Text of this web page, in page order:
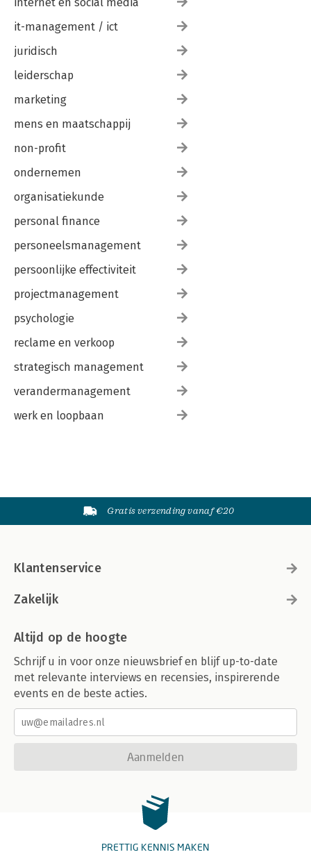
it-management / ict
juridisch
leiderschap
marketing
mens en maatschappij
non-profit
ondernemen
organisatiekunde
personal finance
personeelsmanagement
persoonlijke effectiviteit
projectmanagement
psychologie
reclame en verkoop
strategisch management
verandermanagement
werk en loopbaan
Gratis verzending vanaf €20
Klantenservice
Zakelijk
Altijd op de hoogte
Schrijf u in voor onze nieuwsbrief en blijf up-to-date
met relevante interviews en recensies, inspirerende
events en de beste acties.
Aanmelden
PRETTIG KENNIS MAKEN